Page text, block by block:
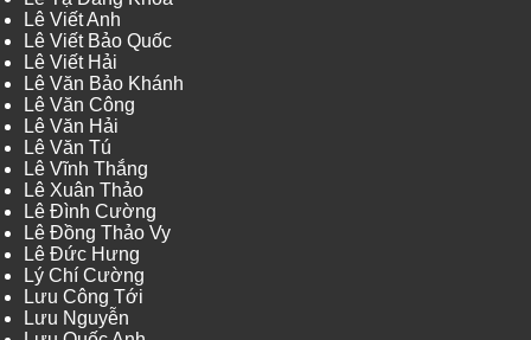
Lê Viết Anh
Lê Viết Bảo Quốc
Lê Viết Hải
Lê Văn Bảo Khánh
Lê Văn Công
Lê Văn Hải
Lê Văn Tú
Lê Vĩnh Thắng
Lê Xuân Thảo
Lê Đình Cường
Lê Đồng Thảo Vy
Lê Đức Hưng
Lý Chí Cường
Lưu Công Tới
Lưu Nguyễn